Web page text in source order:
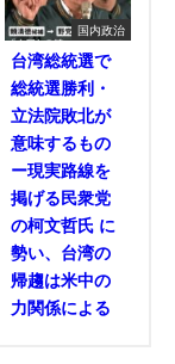
国内政治
台湾総統選で
総統選勝利・
立法院敗北が
意味するもの
ー現実路線を
掲げる民衆党
の柯文哲氏 に
勢い、台湾の
帰趨は米中の
力関係による